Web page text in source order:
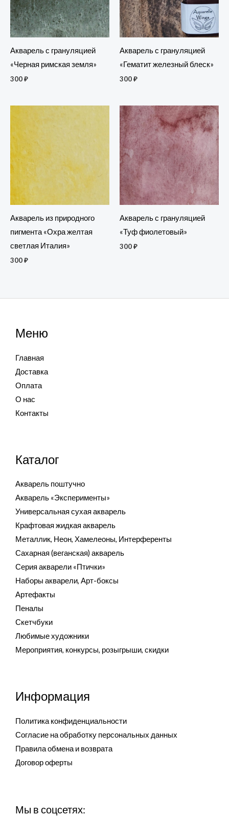
Акварель с грануляцией
«Черная римская земля»
300₽
Акварель с грануляцией
«Гематит железный блеск»
300₽
Акварель из природного
пигмента «Охра желтая
светлая Италия»
300₽
Акварель с грануляцией
«Туф фиолетовый»
300₽
Меню
Главная
Доставка
Оплата
О нас
Контакты
Каталог
Акварель поштучно
Акварель «Эксперименты»
Универсальная сухая акварель
Крафтовая жидкая акварель
Металлик, Неон, Хамелеоны, Интерференты
Сахарная (веганская) акварель
Серия акварели «Птички»
Наборы акварели, Арт-боксы
Артефакты
Пеналы
Скетчбуки
Любимые художники
Мероприятия, конкурсы, розыгрыши, скидки
Информация
Политика конфиденциальности
Согласие на обработку персональных данных
Правила обмена и возврата
Договор оферты
Мы в соцсетях: